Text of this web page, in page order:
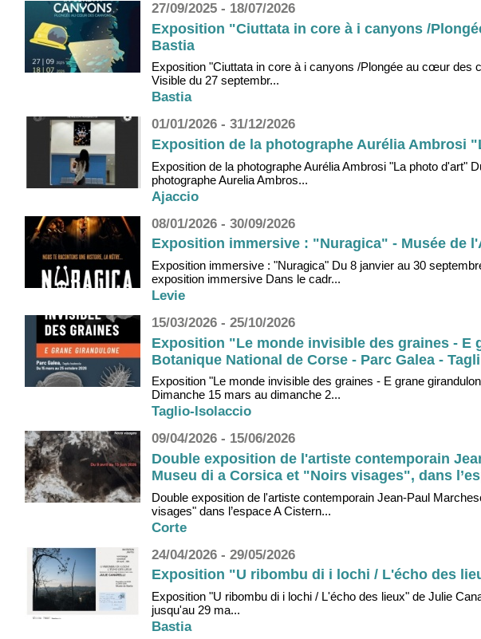
27/09/2025 - 18/07/2026
Exposition "Ciuttata in core à i canyons /
Bastia
Exposition "Ciuttata in core à i canyons /Plongée au cœur des
Visible du 27 septembr...
Bastia
01/01/2026 - 31/12/2026
Exposition de la photographe Aurélia Ambrosi
Exposition de la photographe Aurélia Ambrosi "La photo d'art"
photographe Aurelia Ambros...
Ajaccio
08/01/2026 - 30/09/2026
Exposition immersive : "Nuragica" - Musée de
Exposition immersive : "Nuragica" Du 8 janvier au 30
exposition immersive Dans le cadr...
Levie
15/03/2026 - 25/10/2026
Exposition "Le monde invisible des graines - E
Botanique National de Corse - Parc Galea -
Exposition "Le monde invisible des graines - E grane
Dimanche 15 mars au dimanche 2...
Taglio-Isolaccio
09/04/2026 - 15/06/2026
Double exposition de l'artiste contemporain
Museu di a Corsica et "Noirs visages", dans
Double exposition de l'artiste contemporain Jean-Paul
visages" dans l’espace A Cistern...
Corte
24/04/2026 - 29/05/2026
Exposition "U ribombu di i lochi / L'écho des
Exposition "U ribombu di i lochi / L'écho des lieux" de Julie
jusqu'au 29 ma...
Bastia